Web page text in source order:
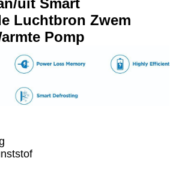
uit Smart
Luchtbron Zwem
Pomp